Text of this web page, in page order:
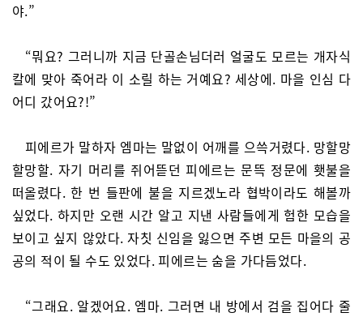
야.”
“뭐요? 그러니까 지금 단골손님더러 얼굴도 모르는 개자식
칼에 맞아 죽어라 이 소릴 하는 거예요? 세상에. 마을 인심 다
어디 갔어요?!”
피에르가 말하자 엠마는 말없이 어깨를 으쓱거렸다. 망할망
할망할. 자기 머리를 쥐어뜯던 피에르는 문뜩 정문에 횃불을
떠올렸다. 한 번 들판에 불을 지르겠노라 협박이라도 해볼까
싶었다. 하지만 오랜 시간 알고 지낸 사람들에게 험한 모습을
보이고 싶지 않았다. 자칫 신임을 잃으면 주변 모든 마을의 공
공의 적이 될 수도 있었다. 피에르는 숨을 가다듬었다.
“그래요. 알겠어요. 엠마. 그러면 내 방에서 검을 집어다 줄